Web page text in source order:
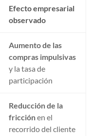
Efecto empresarial
observado
Aumento de las
compras impulsivas
y la tasa de
participación
Reducción de la
fricciónen el
recorrido del cliente